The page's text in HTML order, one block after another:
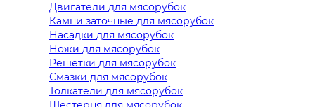
Двигатели для мясорубок
Камни заточные для мясорубок
Насадки для мясорубок
Ножи для мясорубок
Решетки для мясорубок
Смазки для мясорубок
Толкатели для мясорубок